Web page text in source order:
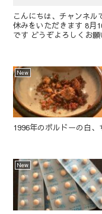
こんにちは、チャンネ
休みをいただきます 8月
です どうぞよろしくお
New
1996年のボルドーの白
New